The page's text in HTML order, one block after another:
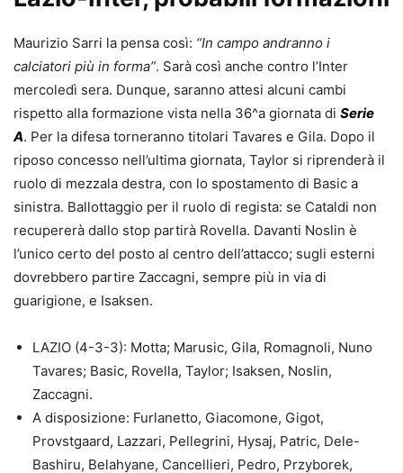
Maurizio Sarri la pensa così: “In campo andranno i
calciatori più in forma”. Sarà così anche contro l’Inter
mercoledì sera. Dunque, saranno attesi alcuni cambi
rispetto alla formazione vista nella 36^a giornata di Serie
A. Per la difesa torneranno titolari Tavares e Gila. Dopo il
riposo concesso nell’ultima giornata, Taylor si riprenderà il
ruolo di mezzala destra, con lo spostamento di Basic a
sinistra. Ballottaggio per il ruolo di regista: se Cataldi non
recupererà dallo stop partirà Rovella. Davanti Noslin è
l’unico certo del posto al centro dell’attacco; sugli esterni
dovrebbero partire Zaccagni, sempre più in via di
guarigione, e Isaksen.
LAZIO (4-3-3): Motta; Marusic, Gila, Romagnoli, Nuno
Tavares; Basic, Rovella, Taylor; Isaksen, Noslin,
Zaccagni.
A disposizione: Furlanetto, Giacomone, Gigot,
Provstgaard, Lazzari, Pellegrini, Hysaj, Patric, Dele-
Bashiru, Belahyane, Cancellieri, Pedro, Przyborek,